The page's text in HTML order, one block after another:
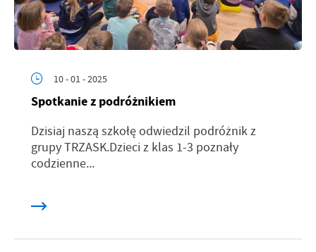
10 - 01 - 2025
Spotkanie z podróżnikiem
Dzisiaj naszą szkołę odwiedzil podróżnik z
grupy TRZASK.Dzieci z klas 1-3 poznały
codzienne...